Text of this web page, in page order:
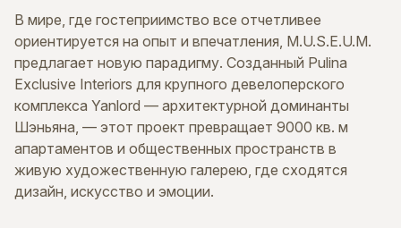
В мире, где гостеприимство все отчетливее
ориентируется на опыт и впечатления, M.U.S.E.U.M.
предлагает новую парадигму. Созданный Pulina
Exclusive Interiors для крупного девелоперского
комплекса Yanlord — архитектурной доминанты
Шэньяна, — этот проект превращает 9000 кв. м
апартаментов и общественных пространств в
живую художественную галерею, где сходятся
дизайн, искусство и эмоции.